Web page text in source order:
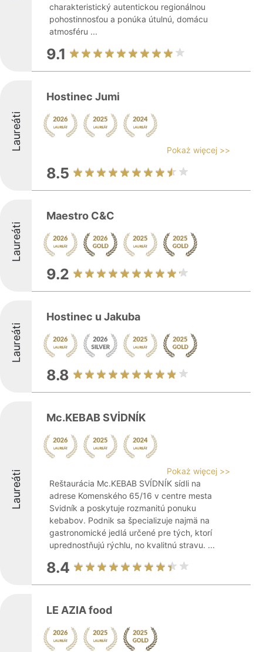
charakteristický autentickou regionálnou
pohostinnosťou a ponúka útulnú, domácu
atmosféru ...
9.1
Laureáti
Hostinec Jumi
Pokaż więcej >>
8.5
Laureáti
Maestro C&C
9.2
Laureáti
Hostinec u Jakuba
8.8
Laureáti
Mc.KEBAB SVİDNÍK
Pokaż więcej >>
Reštaurácia Mc.KEBAB SVÍDNÍK sídli na
adrese Komenského 65/16 v centre mesta
Svidník a poskytuje rozmanitú ponuku
kebabov. Podnik sa špecializuje najmä na
gastronomické jedlá určené pre tých, ktorí
uprednostňujú rýchlu, no kvalitnú stravu. ...
8.4
LE AZIA food